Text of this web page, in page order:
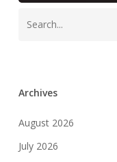
Archives
August 2026
July 2026